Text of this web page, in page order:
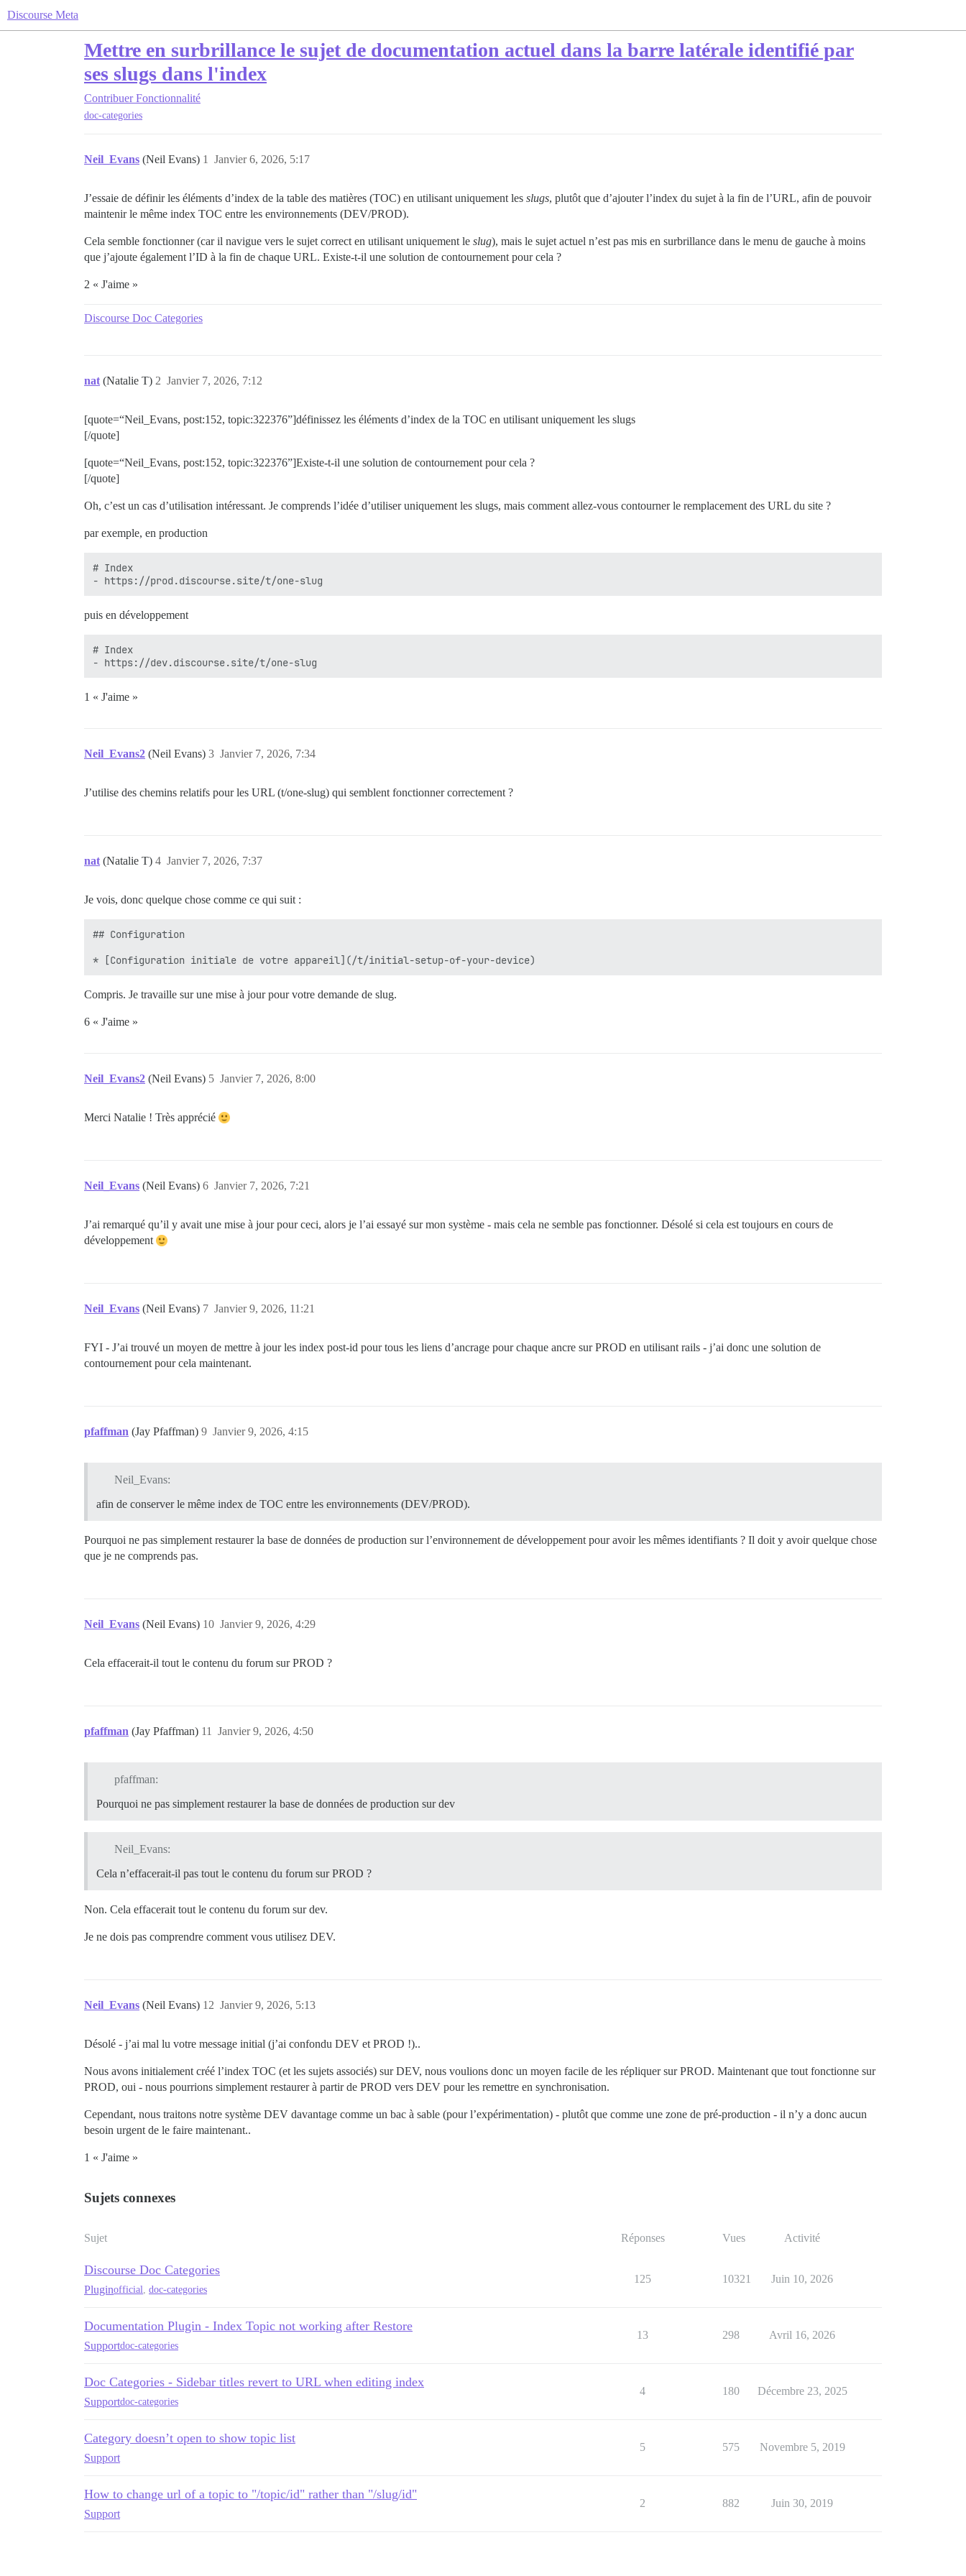
Discourse Meta
Mettre en surbrillance le sujet de documentation actuel dans la barre latérale identifié par
ses slugs dans l'index
Contribuer Fonctionnalité
doc-categories
Neil_Evans (Neil Evans) Janvier 6, 2026, 5:17
1
J’essaie de définir les éléments d’index de la table des matières (TOC) en utilisant uniquement les slugs, plutôt que d’ajouter l’index du sujet à la fin de l’URL, afin de pouvoir
maintenir le même index TOC entre les environnements (DEV/PROD).
Cela semble fonctionner (car il navigue vers le sujet correct en utilisant uniquement le slug), mais le sujet actuel n’est pas mis en surbrillance dans le menu de gauche à moins
que j’ajoute également l’ID à la fin de chaque URL. Existe-t-il une solution de contournement pour cela ?
2 « J'aime »
Discourse Doc Categories
nat (Natalie T) Janvier 7, 2026, 7:12
2
[quote=“Neil_Evans, post:152, topic:322376”]définissez les éléments d’index de la TOC en utilisant uniquement les slugs
[/quote]
[quote=“Neil_Evans, post:152, topic:322376”]Existe-t-il une solution de contournement pour cela ?
[/quote]
Oh, c’est un cas d’utilisation intéressant. Je comprends l’idée d’utiliser uniquement les slugs, mais comment allez-vous contourner le remplacement des URL du site ?
par exemple, en production
# Index
puis en développement
# Index
1 « J'aime »
Neil_Evans2 (Neil Evans) Janvier 7, 2026, 7:34
3
J’utilise des chemins relatifs pour les URL (t/one-slug) qui semblent fonctionner correctement ?
nat (Natalie T) Janvier 7, 2026, 7:37
4
Je vois, donc quelque chose comme ce qui suit :
## Configuration
Compris. Je travaille sur une mise à jour pour votre demande de slug.
6 « J'aime »
Neil_Evans2 (Neil Evans) Janvier 7, 2026, 8:00
5
Merci Natalie ! Très apprécié
Neil_Evans (Neil Evans) Janvier 7, 2026, 7:21
6
J’ai remarqué qu’il y avait une mise à jour pour ceci, alors je l’ai essayé sur mon système - mais cela ne semble pas fonctionner. Désolé si cela est toujours en cours de
développement
Neil_Evans (Neil Evans) Janvier 9, 2026, 11:21
7
FYI - J’ai trouvé un moyen de mettre à jour les index post-id pour tous les liens d’ancrage pour chaque ancre sur PROD en utilisant rails - j’ai donc une solution de
contournement pour cela maintenant.
pfaffman (Jay Pfaffman) Janvier 9, 2026, 4:15
9
Neil_Evans:
afin de conserver le même index de TOC entre les environnements (DEV/PROD).
Pourquoi ne pas simplement restaurer la base de données de production sur l’environnement de développement pour avoir les mêmes identifiants ? Il doit y avoir quelque chose
que je ne comprends pas.
Neil_Evans (Neil Evans) Janvier 9, 2026, 4:29
10
Cela effacerait-il tout le contenu du forum sur PROD ?
pfaffman (Jay Pfaffman) Janvier 9, 2026, 4:50
11
pfaffman:
Pourquoi ne pas simplement restaurer la base de données de production sur dev
Neil_Evans:
Cela n’effacerait-il pas tout le contenu du forum sur PROD ?
Non. Cela effacerait tout le contenu du forum sur dev.
Je ne dois pas comprendre comment vous utilisez DEV.
Neil_Evans (Neil Evans) Janvier 9, 2026, 5:13
12
Désolé - j’ai mal lu votre message initial (j’ai confondu DEV et PROD !)..
Nous avons initialement créé l’index TOC (et les sujets associés) sur DEV, nous voulions donc un moyen facile de les répliquer sur PROD. Maintenant que tout fonctionne sur
PROD, oui - nous pourrions simplement restaurer à partir de PROD vers DEV pour les remettre en synchronisation.
Cependant, nous traitons notre système DEV davantage comme un bac à sable (pour l’expérimentation) - plutôt que comme une zone de pré-production - il n’y a donc aucun
besoin urgent de le faire maintenant..
1 « J'aime »
Sujets connexes
Sujet Réponses Vues Activité
Discourse Doc Categories
Pluginofficial, doc-categories
125 10321 Juin 10, 2026
Documentation Plugin - Index Topic not working after Restore
Supportdoc-categories
13 298 Avril 16, 2026
Doc Categories - Sidebar titles revert to URL when editing index
Supportdoc-categories
4 180 Décembre 23, 2025
Category doesn’t open to show topic list
Support
5 575 Novembre 5, 2019
How to change url of a topic to "/topic/id" rather than "/slug/id"
Support
2 882 Juin 30, 2019